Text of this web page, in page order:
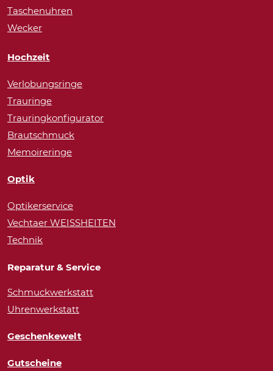
Taschenuhren
Wecker
Hochzeit
Verlobungsringe
Trauringe
Trauringkonfigurator
Brautschmuck
Memoireringe
Optik
Optikerservice
Vechtaer WEISSHEITEN
Technik
Reparatur & Service
Schmuckwerkstatt
Uhrenwerkstatt
Geschenkewelt
Gutscheine